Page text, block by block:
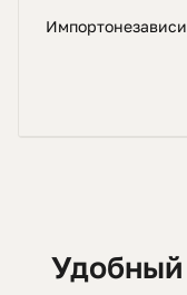
Удобный